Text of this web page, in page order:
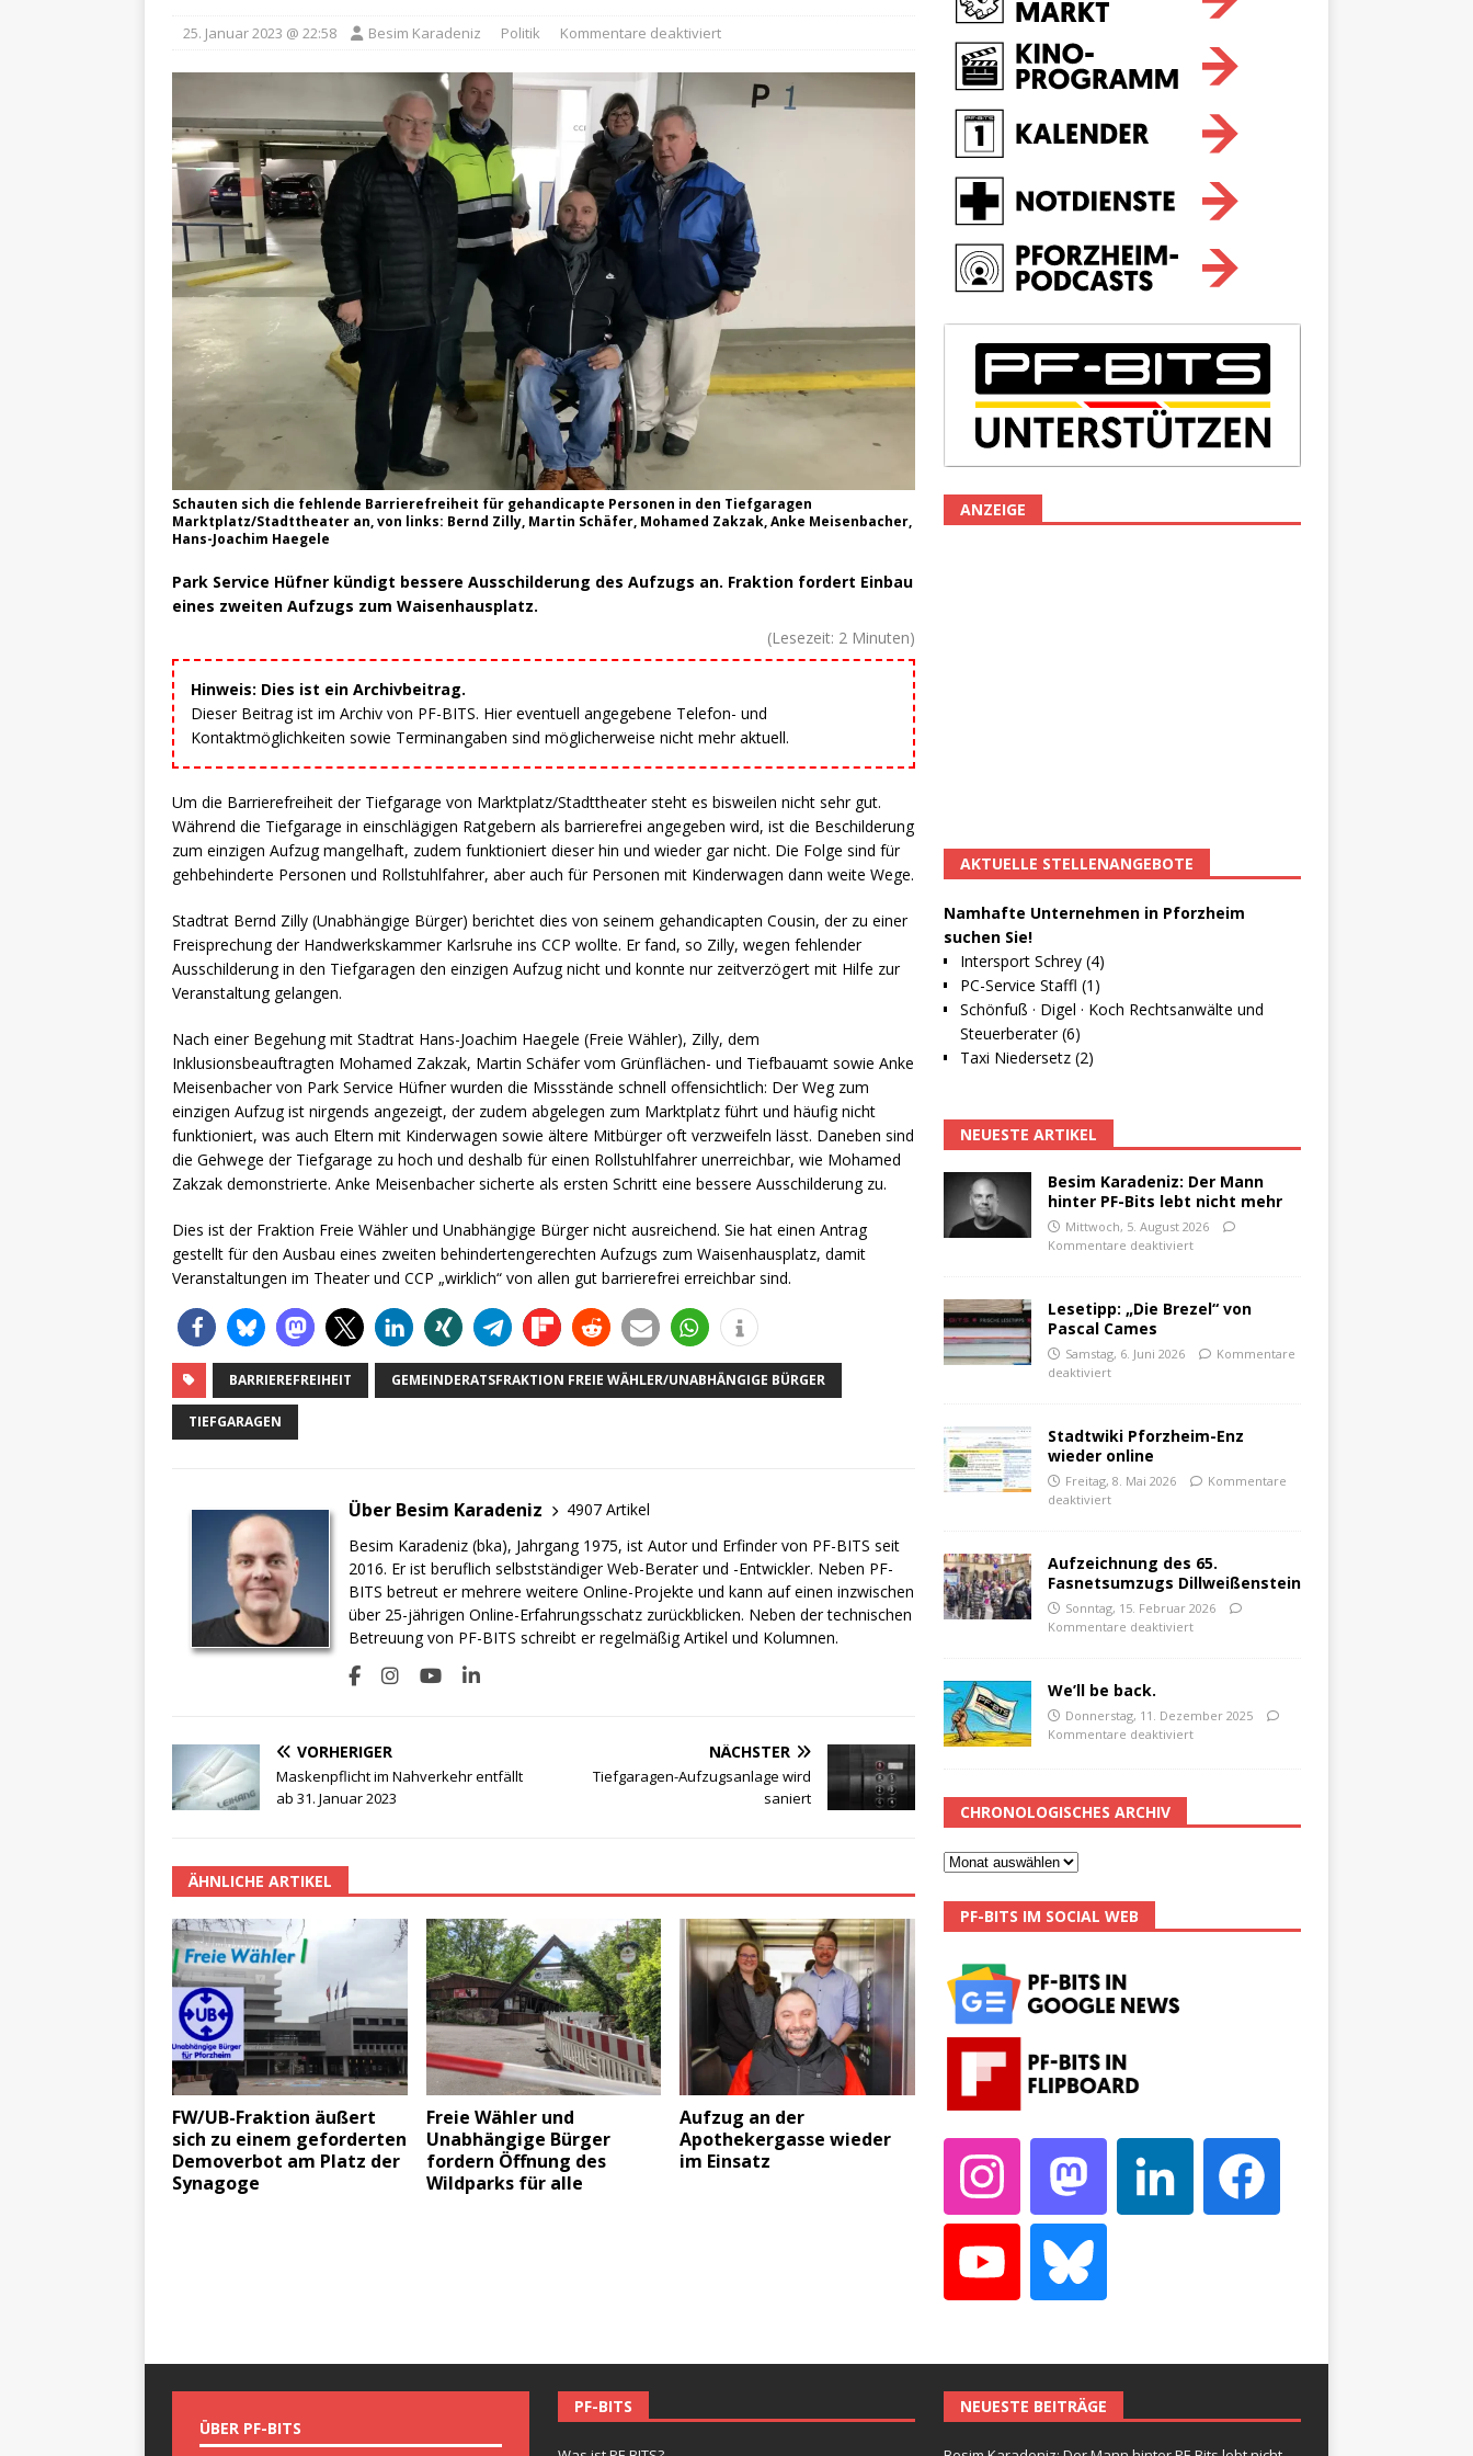
25. Januar 2023 @ 22:58 Besim Karadeniz Politik Kommentare deaktiviert
Schauten sich die fehlende Barrierefreiheit für gehandicapte Personen in den Tiefgaragen
Marktplatz/Stadttheater an, von links: Bernd Zilly, Martin Schäfer, Mohamed Zakzak, Anke Meisenbacher,
Hans-Joachim Haegele
Park Service Hüfner kündigt bessere Ausschilderung des Aufzugs an. Fraktion fordert Einbau
eines zweiten Aufzugs zum Waisenhausplatz.
(Lesezeit: 2 Minuten)
Hinweis: Dies ist ein Archivbeitrag.
Dieser Beitrag ist im Archiv von PF-BITS. Hier eventuell angegebene Telefon- und
Kontaktmöglichkeiten sowie Terminangaben sind möglicherweise nicht mehr aktuell.
Um die Barrierefreiheit der Tiefgarage von Marktplatz/Stadttheater steht es bisweilen nicht sehr gut.
Während die Tiefgarage in einschlägigen Ratgebern als barrierefrei angegeben wird, ist die Beschilderung
zum einzigen Aufzug mangelhaft, zudem funktioniert dieser hin und wieder gar nicht. Die Folge sind für
gehbehinderte Personen und Rollstuhlfahrer, aber auch für Personen mit Kinderwagen dann weite Wege.
Stadtrat Bernd Zilly (Unabhängige Bürger) berichtet dies von seinem gehandicapten Cousin, der zu einer
Freisprechung der Handwerkskammer Karlsruhe ins CCP wollte. Er fand, so Zilly, wegen fehlender
Ausschilderung in den Tiefgaragen den einzigen Aufzug nicht und konnte nur zeitverzögert mit Hilfe zur
Veranstaltung gelangen.
Nach einer Begehung mit Stadtrat Hans-Joachim Haegele (Freie Wähler), Zilly, dem
Inklusionsbeauftragten Mohamed Zakzak, Martin Schäfer vom Grünflächen- und Tiefbauamt sowie Anke
Meisenbacher von Park Service Hüfner wurden die Missstände schnell offensichtlich: Der Weg zum
einzigen Aufzug ist nirgends angezeigt, der zudem abgelegen zum Marktplatz führt und häufig nicht
funktioniert, was auch Eltern mit Kinderwagen sowie ältere Mitbürger oft verzweifeln lässt. Daneben sind
die Gehwege der Tiefgarage zu hoch und deshalb für einen Rollstuhlfahrer unerreichbar, wie Mohamed
Zakzak demonstrierte. Anke Meisenbacher sicherte als ersten Schritt eine bessere Ausschilderung zu.
Dies ist der Fraktion Freie Wähler und Unabhängige Bürger nicht ausreichend. Sie hat einen Antrag
gestellt für den Ausbau eines zweiten behindertengerechten Aufzugs zum Waisenhausplatz, damit
Veranstaltungen im Theater und CCP „wirklich“ von allen gut barrierefrei erreichbar sind.
BARRIEREFREIHEIT GEMEINDERATSFRAKTION FREIE WÄHLER/UNABHÄNGIGE BÜRGER
TIEFGARAGEN
Über Besim Karadeniz
4907 Artikel
Besim Karadeniz (bka), Jahrgang 1975, ist Autor und Erfinder von PF-BITS seit
2016. Er ist beruflich selbstständiger Web-Berater und -Entwickler. Neben PF-
BITS betreut er mehrere weitere Online-Projekte und kann auf einen inzwischen
über 25-jährigen Online-Erfahrungsschatz zurückblicken. Neben der technischen
Betreuung von PF-BITS schreibt er regelmäßig Artikel und Kolumnen.
VORHERIGER
Maskenpflicht im Nahverkehr entfällt
ab 31. Januar 2023
NÄCHSTER
Tiefgaragen-Aufzugsanlage wird
saniert
ÄHNLICHE ARTIKEL
FW/UB-Fraktion äußert
sich zu einem geforderten
Demoverbot am Platz der
Synagoge
Freie Wähler und
Unabhängige Bürger
fordern Öffnung des
Wildparks für alle
Aufzug an der
Apothekergasse wieder
im Einsatz
ANZEIGE
AKTUELLE STELLENANGEBOTE
Namhafte Unternehmen in Pforzheim
suchen Sie!
Intersport Schrey (4)
PC-Service Staffl (1)
Schönfuß · Digel · Koch Rechtsanwälte und
Steuerberater (6)
Taxi Niedersetz (2)
NEUESTE ARTIKEL
Besim Karadeniz: Der Mann
hinter PF-Bits lebt nicht mehr
Mittwoch, 5. August 2026
Kommentare deaktiviert
Lesetipp: „Die Brezel“ von
Pascal Cames
Samstag, 6. Juni 2026
Kommentare
deaktiviert
Stadtwiki Pforzheim-Enz
wieder online
Freitag, 8. Mai 2026
Kommentare
deaktiviert
Aufzeichnung des 65.
Fasnetsumzugs Dillweißenstein
Sonntag, 15. Februar 2026
Kommentare deaktiviert
We’ll be back.
Donnerstag, 11. Dezember 2025
Kommentare deaktiviert
CHRONOLOGISCHES ARCHIV
PF-BITS IM SOCIAL WEB
ÜBER PF-BITS
PF-BITS NEUESTE BEITRÄGE